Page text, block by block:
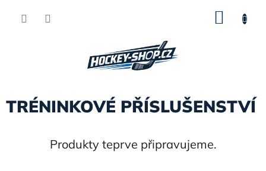
TRÉNINKOVÉ PŘÍSLUŠENSTVÍ
Produkty teprve připravujeme.